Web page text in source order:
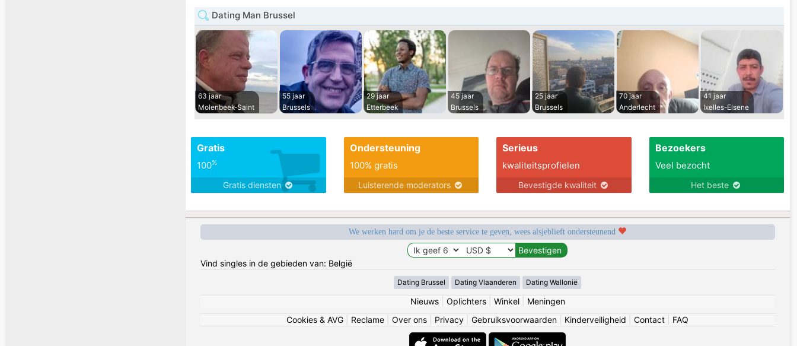
Dating Man Brussel
63 jaar
Molenbeek-Saint
55 jaar
Brussels
29 jaar
Etterbeek
45 jaar
Brussels
25 jaar
Brussels
70 jaar
Anderlecht
41 jaar
Ixelles-Elsene
Gratis
100%
Gratis diensten
Ondersteuning
100% gratis
Luisterende moderators
Serieus
kwaliteitsprofielen
Bevestigde kwaliteit
Bezoekers
Veel bezocht
Het beste
We werken hard om je de beste service te geven, wees alsjeblieft ondersteunend
Vind singles in de gebieden van: België
Dating Brussel Dating Vlaanderen Dating Wallonië
Nieuws| Oplichters| Winkel| Meningen
Cookies & AVG
Reclame Over ons Privacy Gebruiksvoorwaarden Kinderveiligheid Contact FAQ